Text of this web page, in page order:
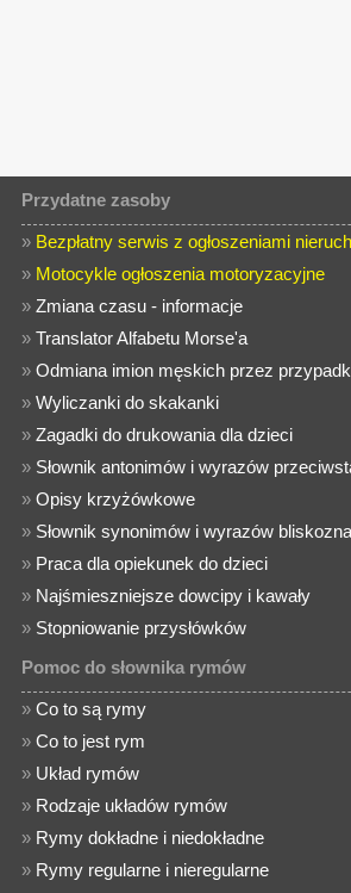
Przydatne zasoby
» Bezpłatny serwis z ogłoszeniami
» Motocykle ogłoszenia motoryzacyjne
»Zmiana czasu - informacje
»Translator Alfabetu Morse'a
»Odmiana imion męskich przez
»Wyliczanki do skakanki
»Zagadki do drukowania dla dzieci
» Słownik antonimów i wyrazów
»Opisy krzyżówkowe
» Słownik synonimów i wyrazów
» Praca dla opiekunek do dzieci
» Najśmieszniejsze dowcipy i kawały
» Stopniowanie przysłówków
Pomoc do słownika rymów
»Co to są rymy
»Co to jest rym
» Układ rymów
» Rodzaje układów rymów
» Rymy dokładne i niedokładne
» Rymy regularne i nieregularne